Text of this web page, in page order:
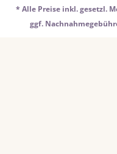
* Alle Preise inkl. gesetzl.
ggf.